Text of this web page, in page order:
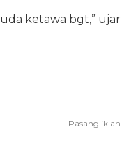
ketawa bgt,” ujar